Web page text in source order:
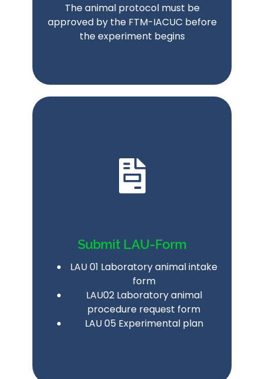
The animal protocol must be
approved by the FTM-IACUC before
the experiment begins
Submit LAU-Form
LAU 01 Laboratory animal intake
form
LAU02 Laboratory animal
procedure request form
LAU 05 Experimental plan